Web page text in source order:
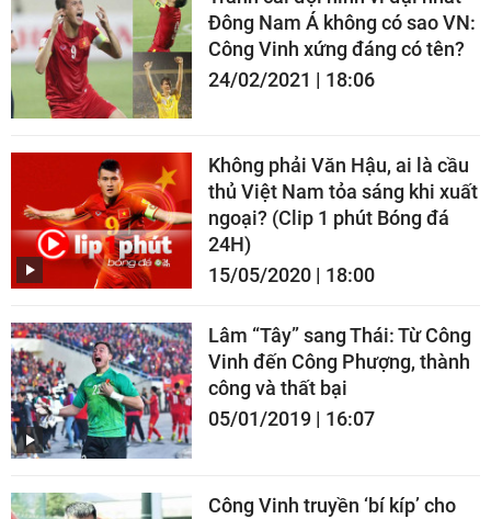
Đông Nam Á không có sao VN:
Công Vinh xứng đáng có tên?
24/02/2021 | 18:06
Không phải Văn Hậu, ai là cầu
thủ Việt Nam tỏa sáng khi xuất
ngoại? (Clip 1 phút Bóng đá
24H)
15/05/2020 | 18:00
Lâm “Tây” sang Thái: Từ Công
Vinh đến Công Phượng, thành
công và thất bại
05/01/2019 | 16:07
Công Vinh truyền ‘bí kíp’ cho